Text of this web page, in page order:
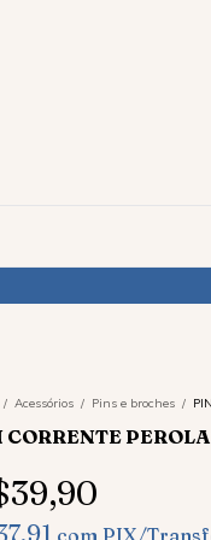
/ Acessórios / Pins e broches /
CORRENTE
com PIX/